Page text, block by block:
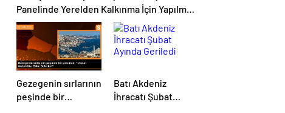
Panelinde Yerelden Kalkınma İçin Yapılması
Gerekenler Tartışıldı
Gezegenin sırlarının
peşinde bir
Batı Akdeniz
İhracatı Şubat